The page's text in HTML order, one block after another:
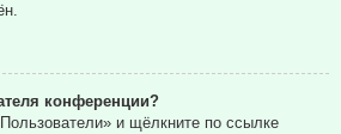
конференции?
и щёлкните по ссылке